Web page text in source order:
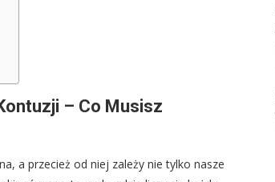
– Co Musisz
a przecież od niej zależy nie tylko nasze